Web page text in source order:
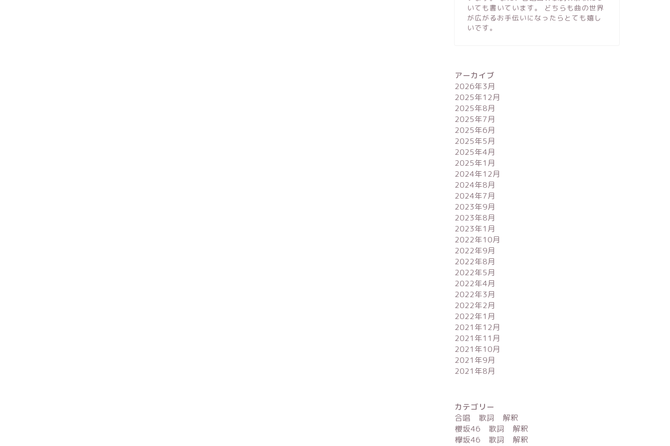
いても書いています。 どちらも曲の世界
が広がるお手伝いになったらとても嬉し
いです。
アーカイブ
2026年3月
2025年12月
2025年8月
2025年7月
2025年6月
2025年5月
2025年4月
2025年1月
2024年12月
2024年8月
2024年7月
2023年9月
2023年8月
2023年1月
2022年10月
2022年9月
2022年8月
2022年5月
2022年4月
2022年3月
2022年2月
2022年1月
2021年12月
2021年11月
2021年10月
2021年9月
2021年8月
カテゴリー
合唱 歌詞 解釈
櫻坂46 歌詞 解釈
欅坂46 歌詞 解釈